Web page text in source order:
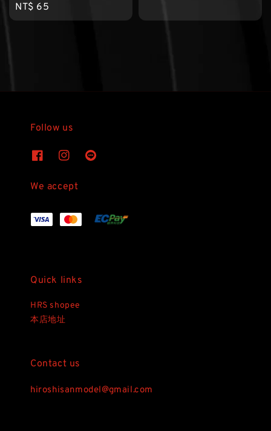
Regular
price
NT$ 65
Follow us
We accept
Quick links
HRS shopee
本店地址
Contact us
hiroshisanmodel@gmail.com